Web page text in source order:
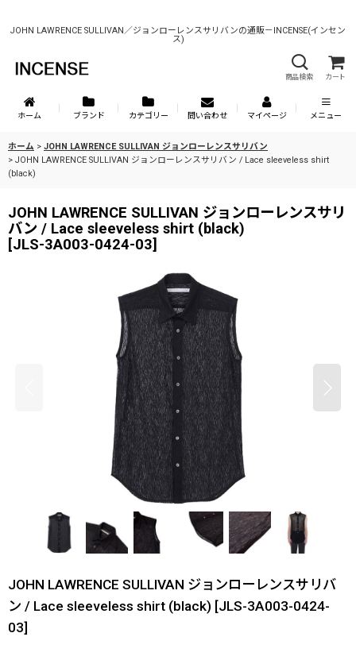
JOHN LAWRENCE SULLIVAN／ジョンローレンスサリバンの通販－INCENSE(インセン
ス)
商品検索 カート
ホーム ブランド カテゴリー 問い合わせ マイページ メニュー
ホーム > JOHN LAWRENCE SULLIVAN ジョンローレンスサリバン
> JOHN LAWRENCE SULLIVAN ジョンローレンスサリバン / Lace sleeveless shirt
(black)
JOHN LAWRENCE SULLIVAN ジョンローレンスサリ
バン / Lace sleeveless shirt (black)
[JLS-3A003-0424-03]
JOHN LAWRENCE SULLIVAN ジョンローレンスサリバ
ン / Lace sleeveless shirt (black) [JLS-3A003-0424-
03]